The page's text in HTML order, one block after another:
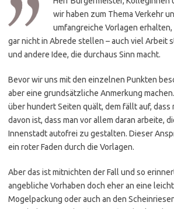
wir haben zum Thema Verkehr
umfangreiche Vorlagen
gar nicht in Abrede stellen – auch viel Arbeit
und andere Idee, die durchaus Sinn macht.
Bevor wir uns mit den einzelnen Punkten
aber eine grundsätzliche Anmerkung
über hundert Seiten quält, dem fällt auf, dass
davon ist, dass man vor allem daran arbeite,
Innenstadt autofrei zu gestalten. Dieser
ein roter Faden durch die Vorlagen.
Aber das ist mitnichten der Fall und so
angebliche Vorhaben doch eher an eine
Mogelpackung oder auch an den